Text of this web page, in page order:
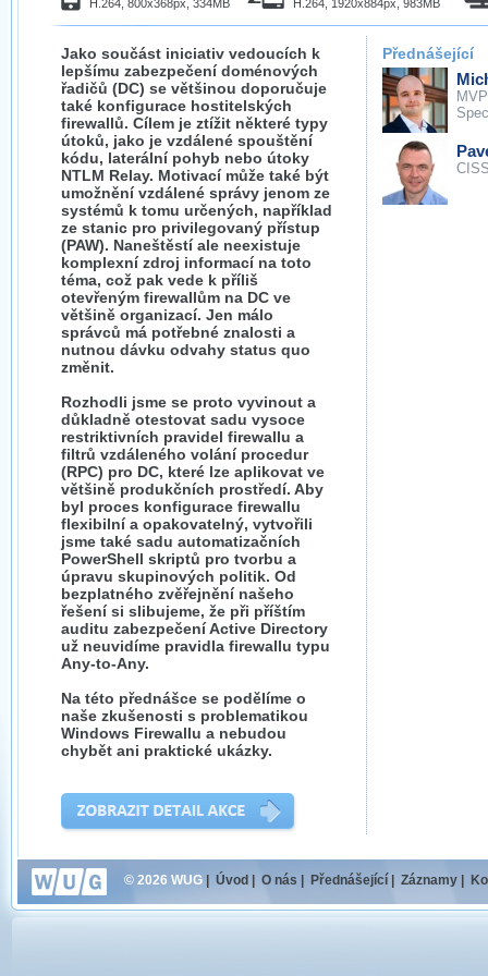
H.264, 800x368px, 334MB H.264, 1920x884px, 983MB
Jako součást iniciativ vedoucích k
lepšímu zabezpečení doménových
řadičů (DC) se většinou doporučuje
také konfigurace hostitelských
firewallů. Cílem je ztížit některé typy
útoků, jako je vzdálené spouštění
kódu, laterální pohyb nebo útoky
NTLM Relay. Motivací může také být
umožnění vzdálené správy jenom ze
systémů k tomu určených, například
ze stanic pro privilegovaný přístup
(PAW). Naneštěstí ale neexistuje
komplexní zdroj informací na toto
téma, což pak vede k příliš
otevřeným firewallům na DC ve
většině organizací. Jen málo
správců má potřebné znalosti a
nutnou dávku odvahy status quo
změnit.
Rozhodli jsme se proto vyvinout a
důkladně otestovat sadu vysoce
restriktivních pravidel firewallu a
filtrů vzdáleného volání procedur
(RPC) pro DC, které lze aplikovat ve
většině produkčních prostředí. Aby
byl proces konfigurace firewallu
flexibilní a opakovatelný, vytvořili
jsme také sadu automatizačních
PowerShell skriptů pro tvorbu a
úpravu skupinových politik. Od
bezplatného zvěřejnění našeho
řešení si slibujeme, že při příštím
auditu zabezpečení Active Directory
už neuvidíme pravidla firewallu typu
Any-to-Any.
Na této přednášce se podělíme o
naše zkušenosti s problematikou
Windows Firewallu a nebudou
chybět ani praktické ukázky.
Přednášející
MVP
© 2026 WUG Úvod O nás Přednášející Záznamy